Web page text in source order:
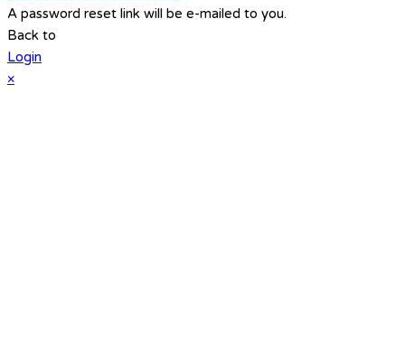
A password reset link will be e-mailed to you.
Back to
Login
×